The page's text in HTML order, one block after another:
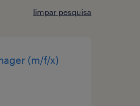
limpar pesquisa
(m/f/x)